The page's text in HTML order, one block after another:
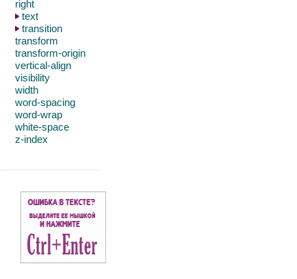
right
text
transition
transform
transform-origin
vertical-align
visibility
width
word-spacing
word-wrap
white-space
z-index